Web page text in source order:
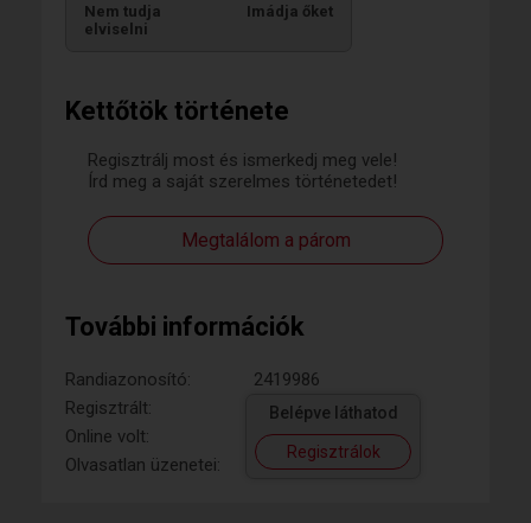
Kettőtök története
Regisztrálj most és ismerkedj meg vele!
Írd meg a saját szerelmes történetedet!
Megtalálom a párom
További információk
Randiazonosító:
2419986
Regisztrált:
Online volt:
Olvasatlan üzenetei:
Belépve láthatod
Regisztrálok
Nem tudja
elviselni
Imádja őket